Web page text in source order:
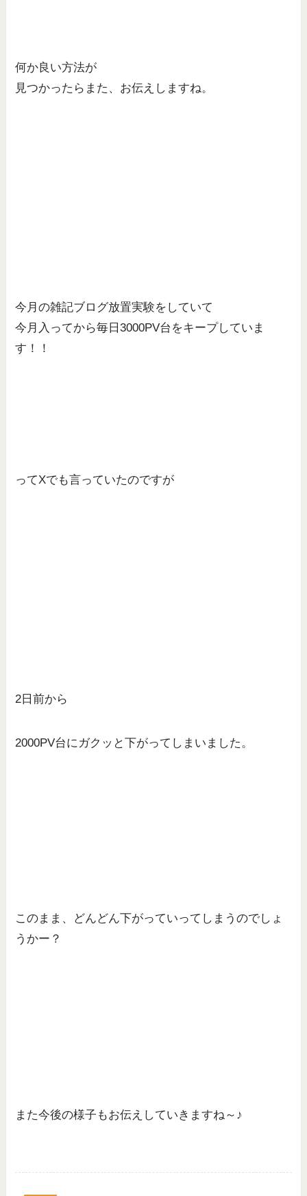
何か良い方法が
見つかったらまた、お伝えしますね。
今月の雑記ブログ放置実験をしていて
今月入ってから毎日3000PV台をキープしていま
す！！
ってXでも言っていたのですが
2日前から
2000PV台にガクッと下がってしまいました。
このまま、どんどん下がっていってしまうのでしょ
うかー？
また今後の様子もお伝えしていきますね～♪